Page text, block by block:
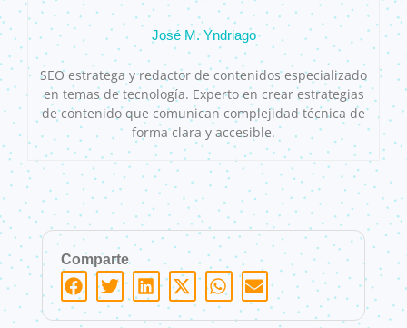
José M. Yndriago
SEO estratega y redactor de contenidos especializado
en temas de tecnología. Experto en crear estrategias
de contenido que comunican complejidad técnica de
forma clara y accesible.
Comparte